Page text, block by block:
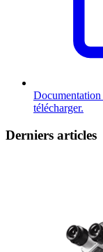
Documentation
télécharger.
Derniers articles